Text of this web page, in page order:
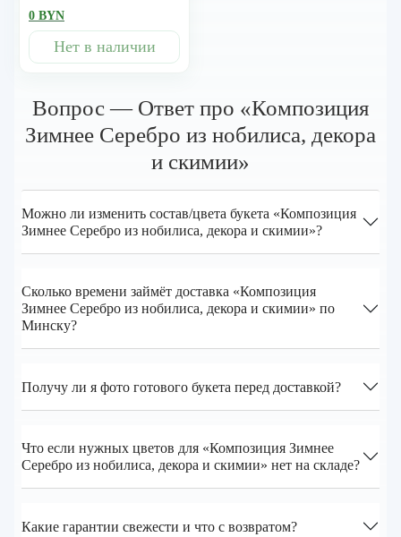
0 BYN
Нет в наличии
Вопрос — Ответ про «Композиция
Зимнее Серебро из нобилиса, декора
и скимии»
Можно ли изменить состав/цвета букета «Композиция
Зимнее Серебро из нобилиса, декора и скимии»?
Сколько времени займёт доставка «Композиция
Зимнее Серебро из нобилиса, декора и скимии» по
Минску?
Получу ли я фото готового букета перед доставкой?
Что если нужных цветов для «Композиция Зимнее
Серебро из нобилиса, декора и скимии» нет на складе?
Какие гарантии свежести и что с возвратом?